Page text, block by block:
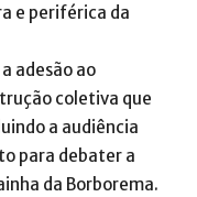
e periférica da
adesão ao
coletiva que
a audiência
para debater a
da Borborema.